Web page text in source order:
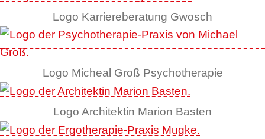
Logo Karriereberatung Gwosch
Logo Micheal Groß Psychotherapie
Logo Architektin Marion Basten